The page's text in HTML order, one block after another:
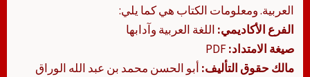
العربية. ومعلومات الكتاب هي كما يلي:
الفرع الأكاديمي: اللغة العربية وآدابها
صيغة الامتداد:
مالك حقوق التأليف: أبو الحسن محمد بن عبد الله الوراق